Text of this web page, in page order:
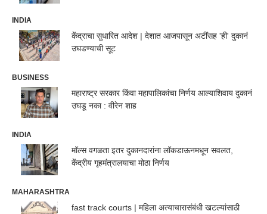
INDIA
केंद्राचा सुधारित आदेश | देशात आजपासून अटींसह 'ही' दुकानं
उघडण्याची सूट
BUSINESS
महाराष्ट्र सरकार किंवा महापालिकांचा निर्णय आल्याशिवाय दुकानं
उघडू नका : वीरेन शाह
INDIA
मॉल्स वगळता इतर दुकानदारांना लॉकडाऊनमधून सवलत,
केंद्रीय गृहमंत्रालयाचा मोठा निर्णय
MAHARASHTRA
fast track courts | महिला अत्याचारासंबंधी खटल्यांसाठी